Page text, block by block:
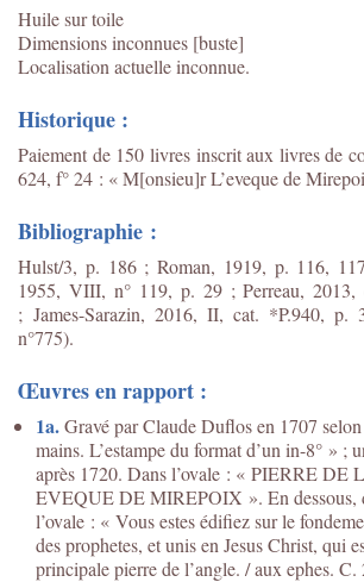
Huile sur toile
Dimensions inconnues [buste]
Localisation actuelle inconnue.
Historique :
Paiement de 150 livres inscrit aux livres de
624, f° 24 : « M[onsieu]r L’eveque de
Bibliographie :
Hulst/3, p. 186 ; Roman, 1919, p. 116,
1955, VIII, n° 119, p. 29 ; Perreau, 2013,
; James-Sarazin, 2016, II, cat. *P.940, p.
n°775).
Œuvres en rapport :
1a.Gravé par Claude Duflos en 1707
mains. L’estampe du format d’un in-8° » ;
après 1720. Dans l’ovale : « PIERRE DE
EVEQUE DE MIREPOIX ». En dessous,
l’ovale : « Vous estes édifiez sur le
des prophetes, et unis en Jesus Christ, qui
principale pierre de l’angle. / aux ephes.